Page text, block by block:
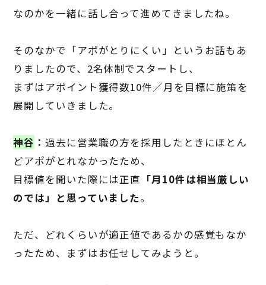
なのかを一緒に話し合って進めてきましたね。
そのなかで「アポがとりにくい」というお話もあ
りましたので、 2名体制でスタートし、
まずはアポイント獲得数10件／月を目標に施策を
展開 していきました。
神谷 ：過去に営業職の方を採用したときにほとん
どアポがとれなかったため、
目標値を聞いた際には正直 「月10件は相当厳しい
のでは」と思っていました。
ただ、どれくらいが適正値であるかの感覚もなか
ったため、まずはお任せしてみようと。